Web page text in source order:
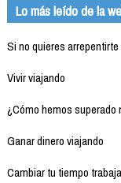
Lo más leído de la
Si no quieres
Vivir viajando
¿Cómo hemos
Ganar dinero viajando
Cambiar tu tiempo